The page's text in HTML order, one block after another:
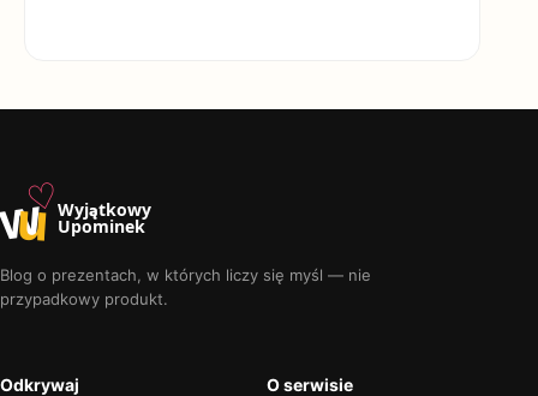
u♡Wyjątkowy
Upominek
Blog o prezentach, w których liczy się myśl — nie
przypadkowy produkt.
Odkrywaj O serwisie